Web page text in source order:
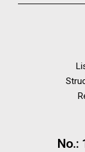
No.: